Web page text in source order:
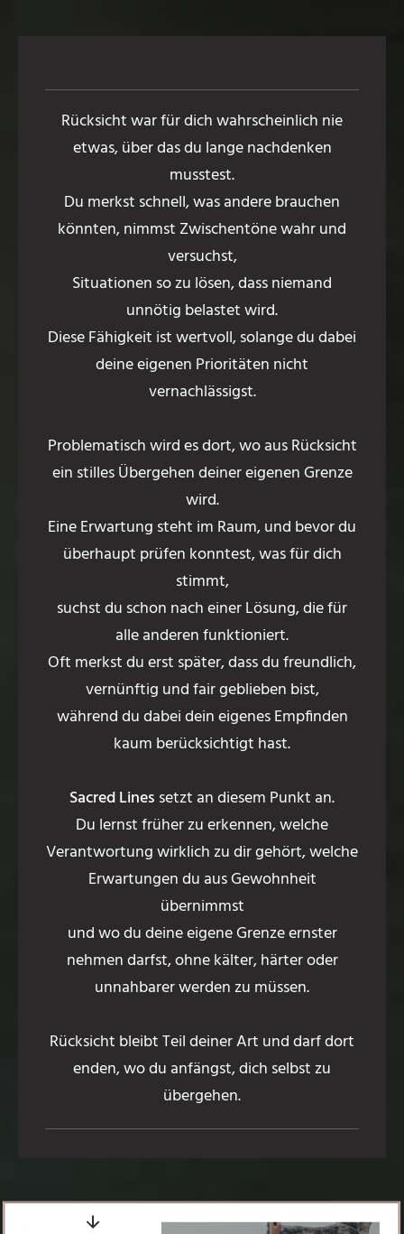
Rücksicht war für dich wahrscheinlich nie
etwas, über das du lange nachdenken
musstest.
Du merkst schnell, was andere brauchen
könnten, nimmst Zwischentöne wahr und
versuchst,
Situationen so zu lösen, dass niemand
unnötig belastet wird.
Diese Fähigkeit ist wertvoll, solange du dabei
deine eigenen Prioritäten nicht
vernachlässigst.
Problematisch wird es dort, wo aus Rücksicht
ein stilles Übergehen deiner eigenen Grenze
wird.
Eine Erwartung steht im Raum, und bevor du
überhaupt prüfen konntest, was für dich
stimmt,
suchst du schon nach einer Lösung, die für
alle anderen funktioniert.
Oft merkst du erst später, dass du freundlich,
vernünftig und fair geblieben bist,
während du dabei dein eigenes Empfinden
kaum berücksichtigt hast.
Sacred Lines setzt an diesem Punkt an.
Du lernst früher zu erkennen, welche
Verantwortung wirklich zu dir gehört, welche
Erwartungen du aus Gewohnheit
übernimmst
und wo du deine eigene Grenze ernster
nehmen darfst, ohne kälter, härter oder
unnahbarer werden zu müssen.
Rücksicht bleibt Teil deiner Art und darf dort
enden, wo du anfängst, dich selbst zu
übergehen.